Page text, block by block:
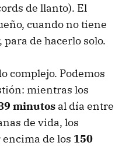
de llanto). El
cuando no tiene
de hacerlo solo.
complejo. Podemos
mientras los
minutos al día entre
de vida, los
de los 150